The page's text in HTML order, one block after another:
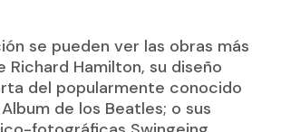
se pueden ver las obras más
Richard Hamilton, su diseño
del popularmente conocido
de los Beatles; o sus